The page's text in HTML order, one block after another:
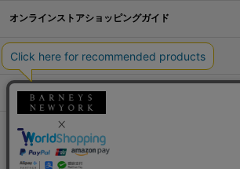
オンラインストアショッピングガイド
店舗情報
サービス